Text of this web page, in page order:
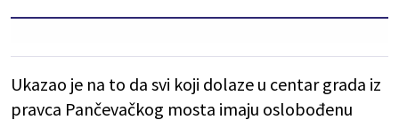
Ukazao je na to da svi koji dolaze u centar grada iz
pravca Pančevačkog mosta imaju oslobođenu